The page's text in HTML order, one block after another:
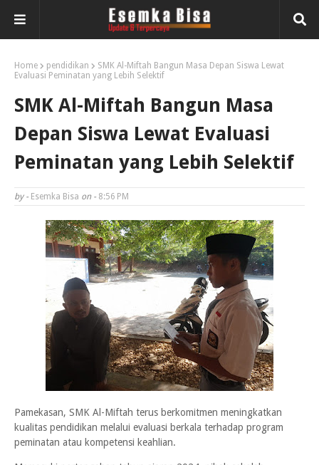
Home pendidikan
SMK Al-Miftah Bangun Masa Depan Siswa Lewat
Evaluasi Peminatan yang Lebih Selektif
SMK Al-Miftah Bangun Masa
Depan Siswa Lewat Evaluasi
Peminatan yang Lebih Selektif
by - Esemka Bisa on - 8:56 PM
Pamekasan, SMK Al-Miftah terus berkomitmen meningkatkan
kualitas pendidikan melalui evaluasi berkala terhadap program
peminatan atau kompetensi keahlian.